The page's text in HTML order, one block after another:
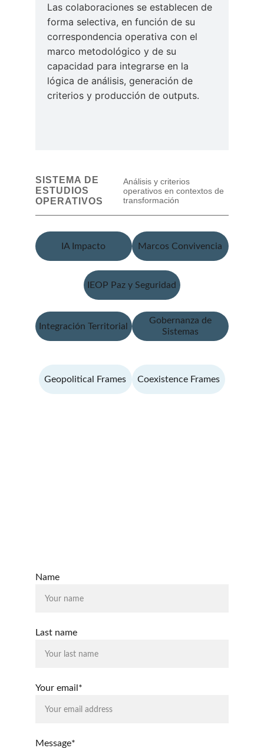
Name
Last name
Your email*
Message*
Marcos Convivencia
IA Impacto
Geopolitical Frames Coexistence Frames
IEOP Paz y Seguridad
Gobernanza de
Sistemas
Integración Territorial